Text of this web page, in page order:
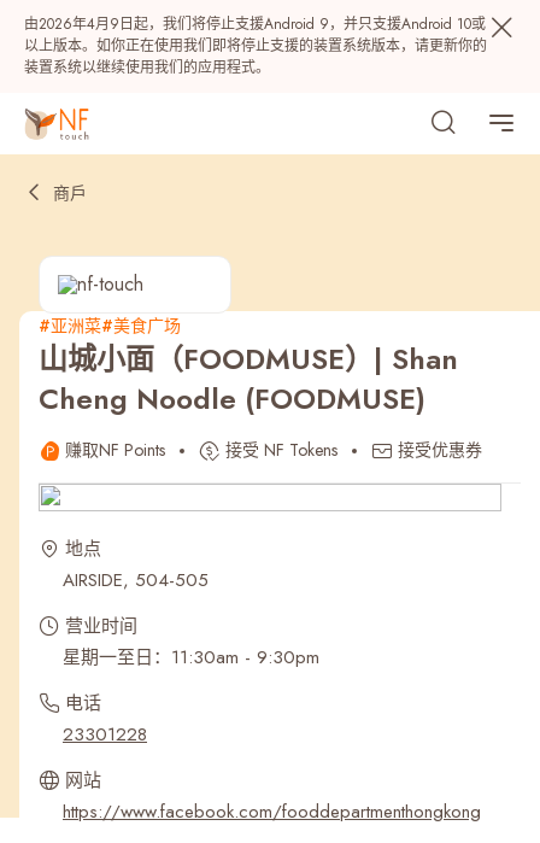
由2026年4月9日起，我们将停止支援Android 9，并只支援Android 10或
以上版本。如你正在使用我们即将停止支援的装置系统版本，请更新你的
装置系统以继续使用我们的应用程式。
热门
最近搜寻纪录
商戶
#亚洲菜#美食广场
山城小面（FOODMUSE）| Shan
Cheng Noodle (FOODMUSE)
赚取NF Points 接受 NF Tokens 接受优惠券
地点
AIRSIDE, 504-505
营业时间
星期一至日：11:30am - 9:30pm
电话
23301228
网站
https://www.facebook.com/fooddepartmenthongkong